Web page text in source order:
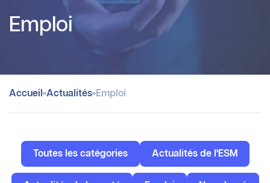
Emploi
Accueil »Actualités»Emploi
Toutes les catégories Actualités de l'ESM